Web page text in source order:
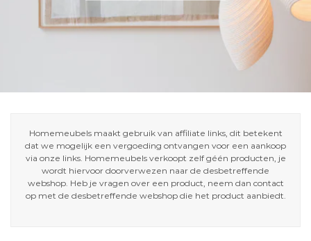
Homemeubels maakt gebruik van affiliate links, dit betekent
dat we mogelijk een vergoeding ontvangen voor een aankoop
via onze links. Homemeubels verkoopt zelf géén producten, je
wordt hiervoor doorverwezen naar de desbetreffende
webshop. Heb je vragen over een product, neem dan contact
op met de desbetreffende webshop die het product aanbiedt.